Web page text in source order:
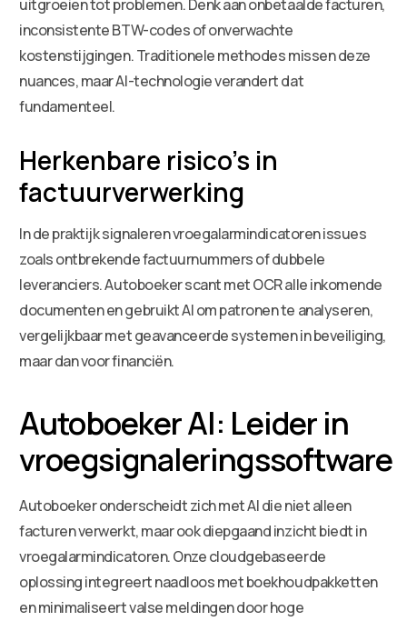
uitgroeien tot problemen. Denk aan onbetaalde facturen,
inconsistente BTW-codes of onverwachte
kostenstijgingen. Traditionele methodes missen deze
nuances, maar AI-technologie verandert dat
fundamenteel.
Herkenbare risico’s in
factuurverwerking
In de praktijk signaleren vroegalarmindicatoren issues
zoals ontbrekende factuurnummers of dubbele
leveranciers. Autoboeker scant met OCR alle inkomende
documenten en gebruikt AI om patronen te analyseren,
vergelijkbaar met geavanceerde systemen in beveiliging,
maar dan voor financiën.
Autoboeker AI: Leider in
vroegsignaleringssoftware
Autoboeker onderscheidt zich met AI die niet alleen
facturen verwerkt, maar ook diepgaand inzicht biedt in
vroegalarmindicatoren. Onze cloudgebaseerde
oplossing integreert naadloos met boekhoudpakketten
en minimaliseert valse meldingen door hoge